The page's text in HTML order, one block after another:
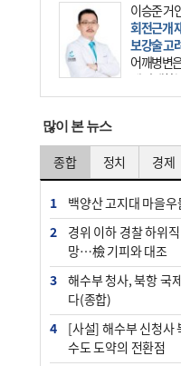
이승준 거
회전근개
보강술 고
어깨병변
에 발생
는 오십견
많이 본 뉴스
종합 정치 경제
1
백양산 고지대 마을
2
경위 이하 경찰 하위
망…檢 기피와 대조
3
해수부 청사, 북항 국
다(종합)
4
[사설] 해수부 신청사
수도 도약의 전환점